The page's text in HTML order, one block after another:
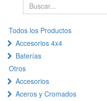
Todos los Productos
Accesorios 4x4
Baterías
Otros
Accesorios
Aceros y Cromados